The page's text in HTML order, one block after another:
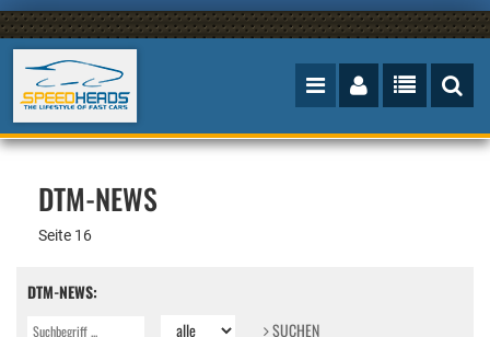
DTM-NEWS
Seite 16
DTM-NEWS:
SUCHEN